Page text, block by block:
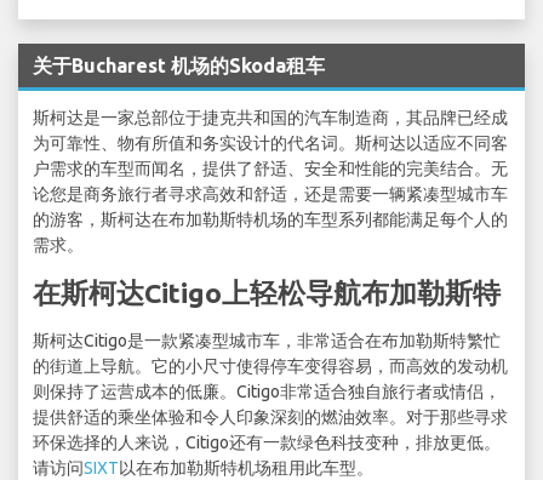
关于Bucharest 机场的Skoda租车
斯柯达是一家总部位于捷克共和国的汽车制造商，其品牌已经成
为可靠性、物有所值和务实设计的代名词。斯柯达以适应不同客
户需求的车型而闻名，提供了舒适、安全和性能的完美结合。无
论您是商务旅行者寻求高效和舒适，还是需要一辆紧凑型城市车
的游客，斯柯达在布加勒斯特机场的车型系列都能满足每个人的
需求。
在斯柯达Citigo上轻松导航布加勒斯特
斯柯达Citigo是一款紧凑型城市车，非常适合在布加勒斯特繁忙
的街道上导航。它的小尺寸使得停车变得容易，而高效的发动机
则保持了运营成本的低廉。Citigo非常适合独自旅行者或情侣，
提供舒适的乘坐体验和令人印象深刻的燃油效率。对于那些寻求
环保选择的人来说，Citigo还有一款绿色科技变种，排放更低。
请访问SIXT以在布加勒斯特机场租用此车型。